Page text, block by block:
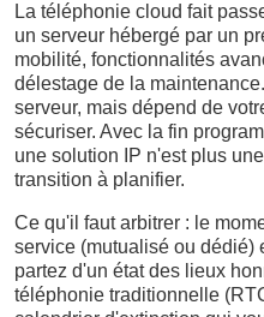
La téléphonie cloud fait
un serveur hébergé par un
mobilité, fonctionnalités
délestage de la
serveur, mais dépend de
sécuriser. Avec la fin
une solution IP n'est plus
transition à planifier.
Ce qu'il faut arbitrer : le
service (mutualisé ou dédié)
partez d'un état des lieux
téléphonie traditionnelle